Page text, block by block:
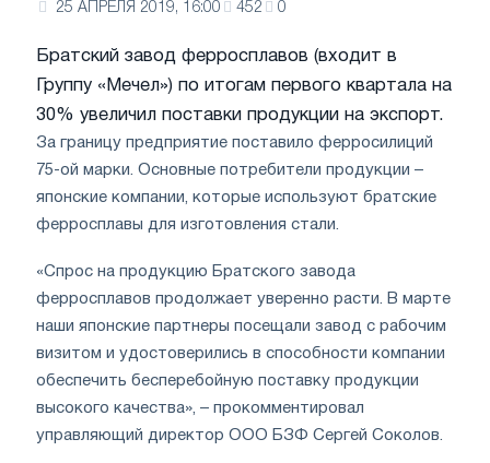
25 АПРЕЛЯ 2019, 16:00 452 0
Братский завод ферросплавов (входит в
Группу «Мечел») по итогам первого квартала на
30% увеличил поставки продукции на экспорт.
За границу предприятие поставило ферросилиций
75-ой марки. Основные потребители продукции –
японские компании, которые используют братские
ферросплавы для изготовления стали.
«Спрос на продукцию Братского завода
ферросплавов продолжает уверенно расти. В марте
наши японские партнеры посещали завод с рабочим
визитом и удостоверились в способности компании
обеспечить бесперебойную поставку продукции
высокого качества», – прокомментировал
управляющий директор ООО БЗФ Сергей Соколов.